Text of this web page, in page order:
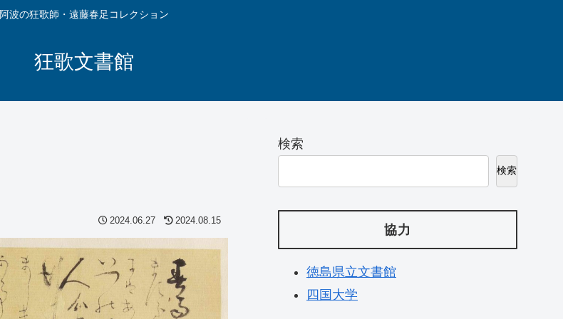
阿波の狂歌師・遠藤春足コレクション
狂歌文書館
2024.06.27 2024.08.15
検索
検索
協力
徳島県立文書館
四国大学